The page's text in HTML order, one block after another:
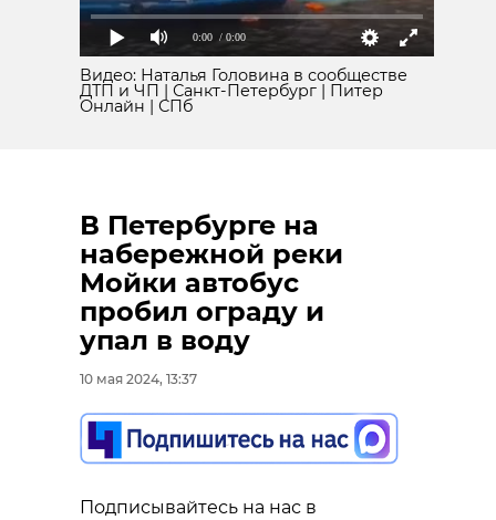
0:00 / 0:00
Видео: Наталья Головина в сообществе
ДТП и ЧП | Санкт-Петербург | Питер
Онлайн | СПб
В Петербурге на
набережной реки
Мойки автобус
пробил ограду и
упал в воду
10 мая 2024, 13:37
Подписывайтесь на нас в